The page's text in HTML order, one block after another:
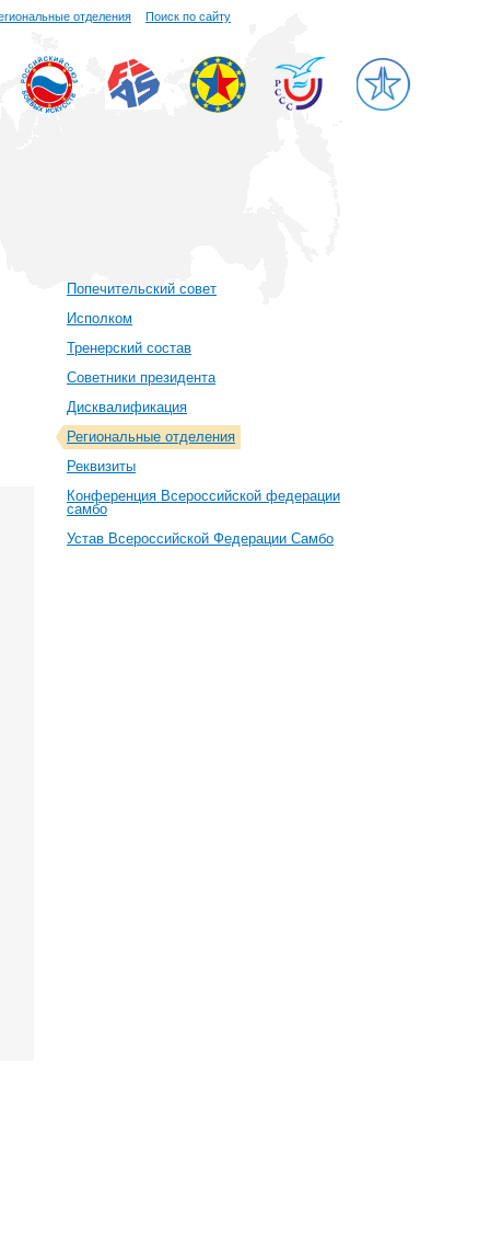
отделения Поиск по сайту
Попечительский совет
Исполком
Тренерский состав
Советники президента
Дисквалификация
Региональные отделения
Реквизиты
Конференция Всероссийской федерации
самбо
Устав Всероссийской Федерации Самбо